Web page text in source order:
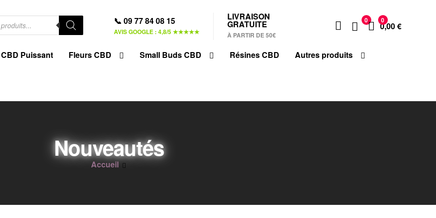
📞 09 77 84 08 15
AVIS GOOGLE : 4,8/5 ★★★★★
LIVRAISON
GRATUITE
À PARTIR DE 50€
0 0
0,00€
CBD Puissant Fleurs CBD Small Buds CBD Résines CBD Autres produits
Nouveautés
Accueil